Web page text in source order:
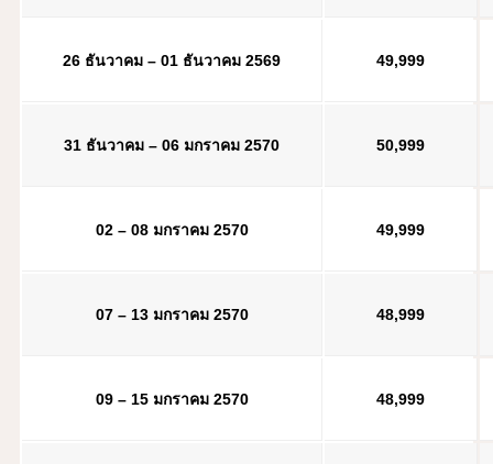
26 ธันวาคม – 01 ธันวาคม 2569 49,999
31 ธันวาคม – 06 มกราคม 2570 50,999
02 – 08 มกราคม 2570 49,999
07 – 13 มกราคม 2570 48,999
09 – 15 มกราคม 2570 48,999